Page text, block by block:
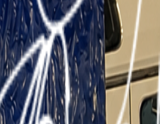
цикл закупки и доставки из